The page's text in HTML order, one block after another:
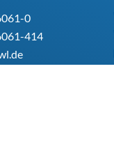
0
414